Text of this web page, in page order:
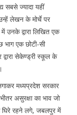
सबसे ज्यादा यहीं
लेखन के मोर्चे पर
उनके द्वारा लिखित एक
भाग एक छोटी-सी
सेकेण्ड्री स्कूल के
मध्यप्रदेश सरकार
असुरक्षा का भाव जो
घिरे रहने लगे, जबलपुर में